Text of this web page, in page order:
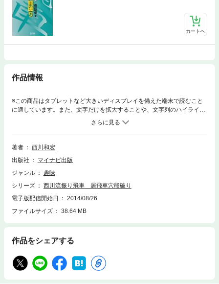
カートへ
作品情報
※この商品はタブレットなど大きいディスプレイを備えた端末で読むこと
に適しています。また、文字だけを拡大することや、文字列のハイライ
ト、検索、辞書の参照、引用などの機能が使用できません。角道を止める
三間飛車、中飛車での居飛車穴熊に対する戦い方を解説した戦術書です。
著者の西川和宏四段はこの戦法のスペシャリストであり、独自の研究や考
え方が詰まった一冊となっております。また、第３章ではアマチュア間で
意戦法を増やし、ライバルを驚かせましょう！
著者
西川和宏
出版社
マイナビ出版
ジャンル
趣味
シリーズ
西川流振り飛車 居飛車穴熊破り
電子版配信開始日
2014/08/26
ファイルサイズ
38.64 MB
作品をシェアする